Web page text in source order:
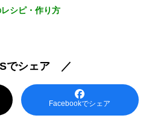
シピ・作り方
でシェア ／
Facebookでシェア